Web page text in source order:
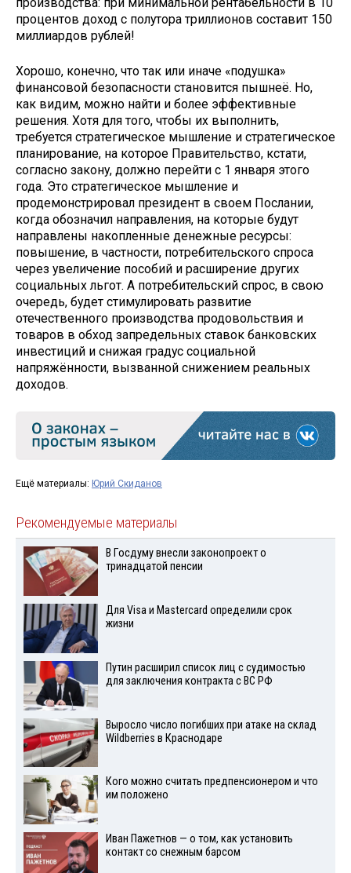
процентов доход с полутора триллионов составит 150
миллиардов рублей!
Хорошо, конечно, что так или иначе «подушка»
финансовой безопасности становится пышнеё. Но,
как видим, можно найти и более эффективные
решения. Хотя для того, чтобы их выполнить,
требуется стратегическое мышление и стратегическое
планирование, на которое Правительство, кстати,
согласно закону, должно перейти с 1 января этого
года. Это стратегическое мышление и
продемонстрировал президент в своем Послании,
когда обозначил направления, на которые будут
направлены накопленные денежные ресурсы:
повышение, в частности, потребительского спроса
через увеличение пособий и расширение других
социальных льгот. А потребительский спрос, в свою
очередь, будет стимулировать развитие
отечественного производства продовольствия и
товаров в обход запредельных ставок банковских
инвестиций и снижая градус социальной
напряжённости, вызванной снижением реальных
доходов.
Ещё материалы: Юрий Скиданов
Рекомендуемые материалы
В Госдуму внесли законопроект о
тринадцатой пенсии
Для Visа и Mastercard определили срок
жизни
Путин расширил список лиц с судимостью
для заключения контракта с ВС РФ
Выросло число погибших при атаке на склад
Wildberries в Краснодаре
Кого можно считать предпенсионером и что
им положено
Иван Пажетнов — о том, как установить
контакт со снежным барсом